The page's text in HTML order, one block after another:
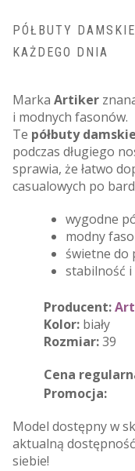
PÓŁBUTY
KAŻDEGO DNIA
Marka Artiker
i modnych fasonów.
Te półbuty damskie
podczas długiego
sprawia, że łatwo
casualowych po
wygodne
modny
świetne do
stabilność i
Producent:
Kolor: biały
Rozmiar:39
Cena
Promocja:
Model dostępny w
aktualną
siebie!